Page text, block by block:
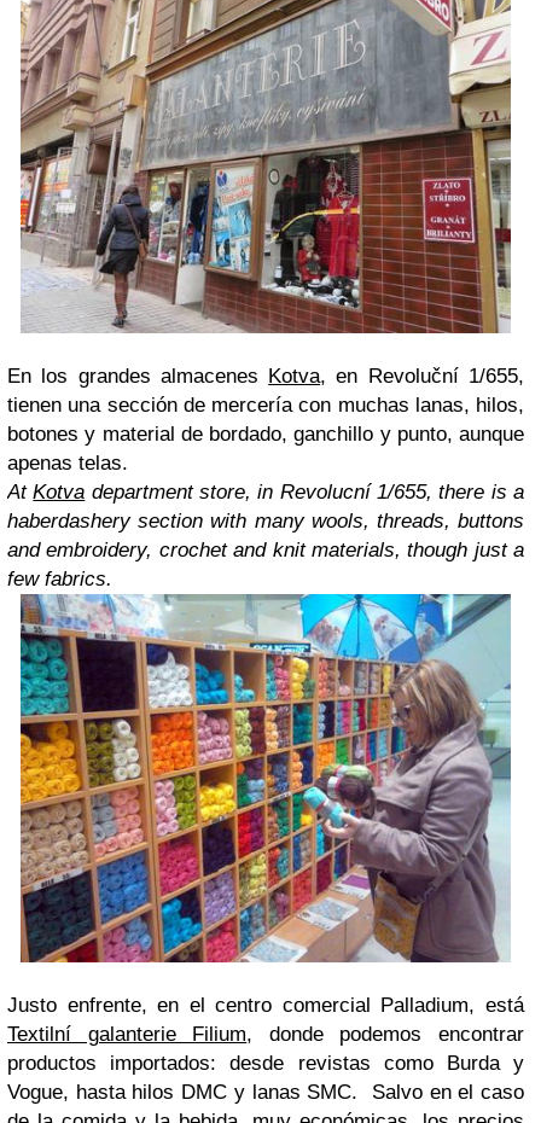
En los grandes almacenes Kotva, en Revoluční 1/655,
tienen una sección de mercería con muchas lanas, hilos,
botones y material de bordado, ganchillo y punto, aunque
apenas telas.
AtKotva department store, in Revolucní 1/655, there is a
haberdashery section with many wools, threads, buttons
and embroidery, crochet and knit materials, though just a
few fabrics.
Justo enfrente, en el centro comercial Palladium, está
Textilní galanterie Filium, donde podemos encontrar
productos importados: desde revistas como Burda y
Vogue, hasta hilos DMC y lanas SMC. Salvo en el caso